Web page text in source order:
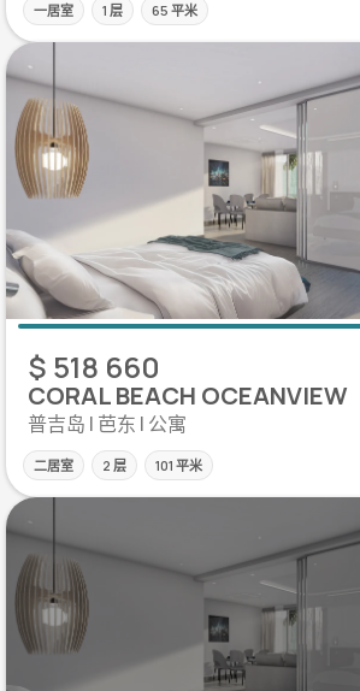
一居室 1 层 65 平米
$ 518 660
CORAL BEACH OCEANVIEW
普吉岛 | 芭东 | 公寓
二居室 2 层 101 平米